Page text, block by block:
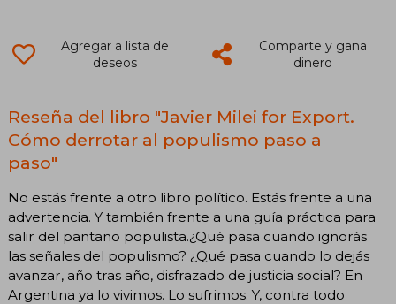
Agregar a lista de
deseos
Comparte y gana
dinero
Reseña del libro "Javier Milei for Export.
Cómo derrotar al populismo paso a
paso"
No estás frente a otro libro político. Estás frente a una
advertencia. Y también frente a una guía práctica para
salir del pantano populista.¿Qué pasa cuando ignorás
las señales del populismo? ¿Qué pasa cuando lo dejás
avanzar, año tras año, disfrazado de justicia social? En
Argentina ya lo vivimos. Lo sufrimos. Y, contra todo